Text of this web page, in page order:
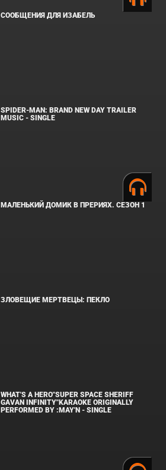
СООБЩЕНИЯ ДЛЯ ИЗАБЕЛЬ
SPIDER-MAN: BRAND NEW DAY TRAILER
MUSIC - SINGLE
МАЛЕНЬКИЙ ДОМИК В ПРЕРИЯХ. СЕЗОН 1
ЗЛОВЕЩИЕ МЕРТВЕЦЫ: ПЕКЛО
WHAT'S A HERO"SUPER SPACE SHERIFF
GAVAN INFINITY"KARAOKE ORIGINALLY
PERFORMED BY :MAY'N - SINGLE